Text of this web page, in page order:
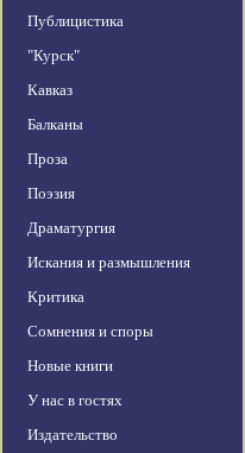
Публицистика
"Курск"
Кавказ
Балканы
Проза
Поэзия
Драматургия
Искания и размышления
Критика
Сомнения и споры
Новые книги
У нас в гостях
Издательство